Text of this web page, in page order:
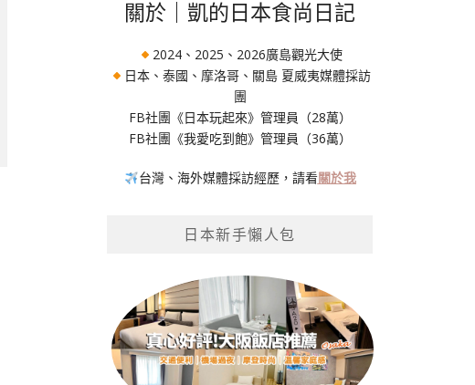
關於｜凱的日本食尚日記
2024、2025、2026廣島觀光大使
日本、泰國、摩洛哥、關島 夏威夷媒體採訪
團
FB社團《日本玩起來》管理員（28萬）
FB社團《我愛吃到飽》管理員（36萬）
台灣、海外媒體採訪經歷，請看關於我
日本新手懶人包